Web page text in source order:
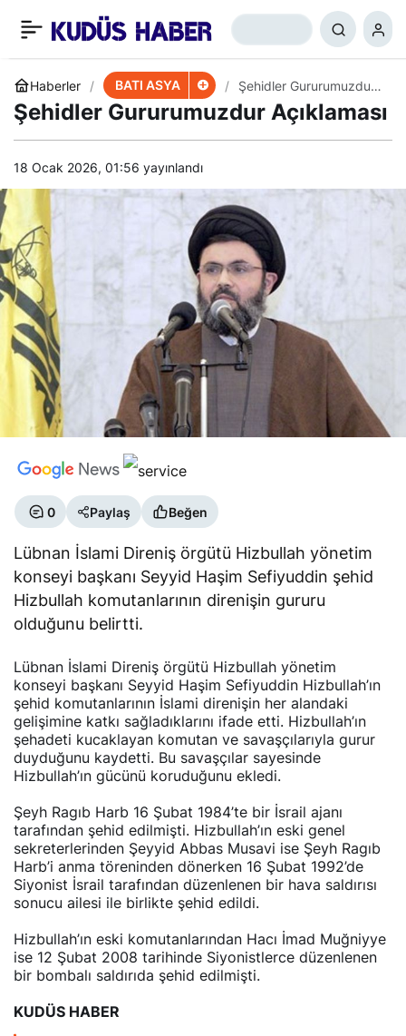
Haberler BATI ASYA
Şehidler Gururumuzdur
Açıklaması
Şehidler Gururumuzdur Açıklaması
18 Ocak 2026, 01:56 yayınlandı
0 Paylaş Beğen
Lübnan İslami Direniş örgütü Hizbullah yönetim
konseyi başkanı Seyyid Haşim Sefiyuddin şehid
Hizbullah komutanlarının direnişin gururu
olduğunu belirtti.
Lübnan İslami Direniş örgütü Hizbullah yönetim
konseyi başkanı Seyyid Haşim Sefiyuddin Hizbullah’ın
şehid komutanlarının İslami direnişin her alandaki
gelişimine katkı sağladıklarını ifade etti. Hizbullah’ın
şehadeti kucaklayan komutan ve savaşçılarıyla gurur
duyduğunu kaydetti. Bu savaşçılar sayesinde
Hizbullah’ın gücünü koruduğunu ekledi.
Şeyh Ragıb Harb 16 Şubat 1984’te bir İsrail ajanı
tarafından şehid edilmişti. Hizbullah’ın eski genel
sekreterlerinden Şeyyid Abbas Musavi ise Şeyh Ragıb
Harb’i anma töreninden dönerken 16 Şubat 1992’de
Siyonist İsrail tarafından düzenlenen bir hava saldırısı
sonucu ailesi ile birlikte şehid edildi.
Hizbullah’ın eski komutanlarından Hacı İmad Muğniyye
ise 12 Şubat 2008 tarihinde Siyonistlerce düzenlenen
bir bombalı saldırıda şehid edilmişti.
KUDÜS HABER
Si̇yoni̇st İsrai̇l Güçleri̇
Düzenledi̇kleri̇ Ev
Baskınlarıyla 22
Fi̇li̇sti̇nli̇yi̇ Gözaltına Aldı
+ 0 Paylaş